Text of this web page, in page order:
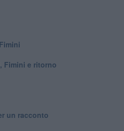
Fimini e ritorno
un racconto